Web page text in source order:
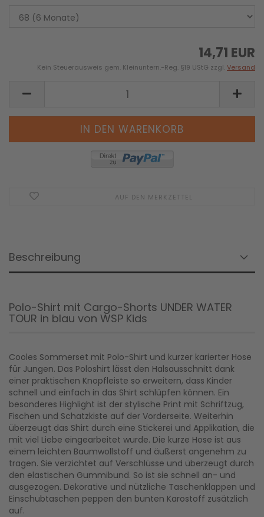
14,71 EUR
Kein Steuerausweis gem. Kleinuntern.-Reg. §19 UStG zzgl. Versand
AUF DEN MERKZETTEL
Beschreibung
Polo-Shirt mit Cargo-Shorts UNDER WATER
TOUR in blau von WSP Kids
Cooles Sommerset mit Polo-Shirt und kurzer karierter Hose
für Jungen. Das Poloshirt lässt den Halsausschnitt dank
einer praktischen Knopfleiste so erweitern, dass Kinder
schnell und einfach in das Shirt schlüpfen können. Ein
besonderes Highlight ist der stylische Print mit Schriftzug,
Fischen und Schatzkiste auf der Vorderseite. Weiterhin
überzeugt das Shirt durch eine Stickerei und Applikation, die
mit viel Liebe eingearbeitet wurde. Die kurze Hose ist aus
einem leichten Baumwollstoff und äußerst angenehm zu
tragen. Sie verzichtet auf Verschlüsse und überzeugt durch
den elastischen Gummibund. So ist sie schnell an- und
ausgezogen. Dekorative und nützliche Taschenklappen und
Einschubtaschen peppen den bunten Karostoff zusätzlich
auf.